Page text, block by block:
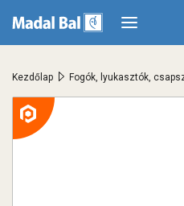
Kezdőlap > Fogók, lyukasztók,